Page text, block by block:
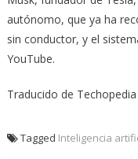
autónomo, que ya ha
sin conductor, y el
YouTube.
Traducido de Techopedia
Tagged Inteligencia